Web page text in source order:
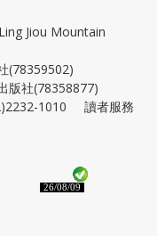
Jiou Mountain
(78359502)
版社(78358877)
1010 讀者服務
26/08/09